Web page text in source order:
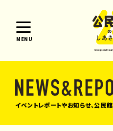
MENU
イベントレポートやお知らせ、公民